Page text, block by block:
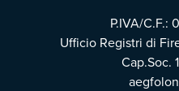
P.IVA/C.F.:
Ufficio Registri di
Cap.Soc.